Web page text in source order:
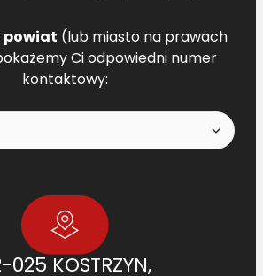
powiat (lub miasto na prawach
Ci odpowiedni numer
kontaktowy:
025 KOSTRZYN,